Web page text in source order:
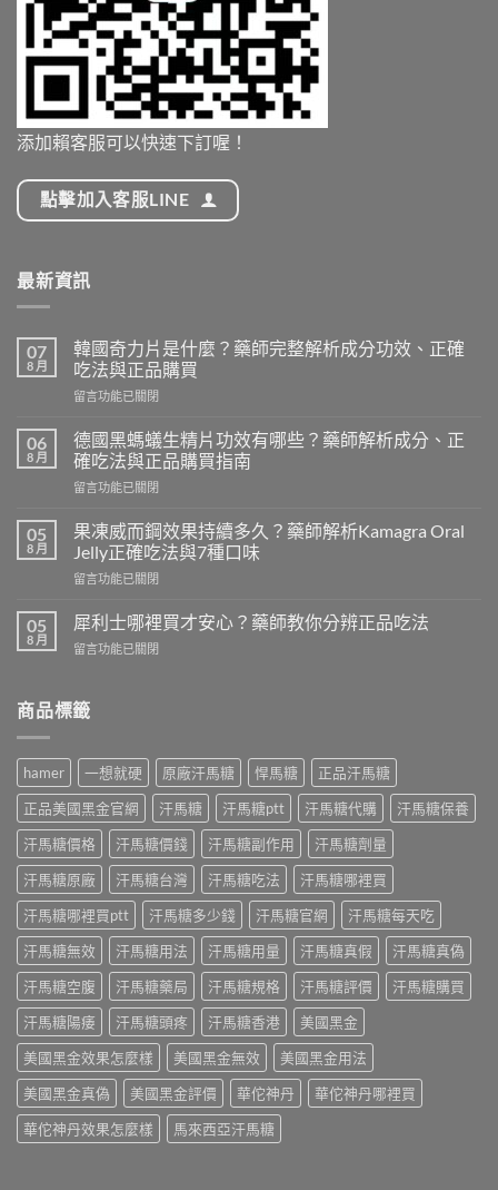
添加賴客服可以快速下訂喔！
點擊加入客服LINE
最新資訊
07
8 月
韓國奇力片是什麼？藥師完整解析成分功效、正確
吃法與正品購買
在
國
奇
力
片
什
麼？
師
整
解
分
功
吃
法
與
正
品
購
買〉
中
留言功能已關閉
06
8 月
德國黑螞蟻生精片功效有哪些？藥師解析成分、正
確吃法與正品購買指南
在
國
黑
螞
蟻
精
功
哪
解
析
成
分、
正
確
吃
法
與
正
品
購
買
指
南〉
中
留言功能已關閉
05
8 月
果凍威而鋼效果持續多久？藥師解析Kamagra Oral
Jelly正確吃法與7種口味
在
凍
威
而
果
久？
藥
師
解
析
Kamagra
Oral
Jelly
正
確
吃
法
與
7
種
口
味〉
中
留言功能已關閉
05
8 月
犀利士哪裡買才安心？藥師教你分辨正品吃法
在
士
哪
買
安
心？
藥
師
教
你
分
辨
正
品
吃
法〉
中
留言功能已關閉
商品標籤
hamer 一想就硬 原廠汗馬糖 悍馬糖
正品汗馬糖
正品美國黑金官網
汗馬糖 汗馬糖ptt 汗馬糖代購
汗馬糖保養
汗馬糖價格
汗馬糖價錢 汗馬糖副作用
汗馬糖劑量
汗馬糖原廠
汗馬糖台灣 汗馬糖吃法
汗馬糖哪裡買
汗馬糖哪裡買ptt
汗馬糖多少錢 汗馬糖官網
汗馬糖每天吃
汗馬糖無效
汗馬糖用法 汗馬糖用量 汗馬糖真假
汗馬糖真偽
汗馬糖空腹
汗馬糖藥局 汗馬糖規格 汗馬糖評價
汗馬糖購買
汗馬糖陽痿
汗馬糖頭疼 汗馬糖香港
美國黑金
美國黑金效果怎麼樣
美國黑金無效
美國黑金用法
美國黑金真偽
美國黑金評價 華佗神丹
華佗神丹哪裡買
華佗神丹效果怎麼樣
馬來西亞汗馬糖